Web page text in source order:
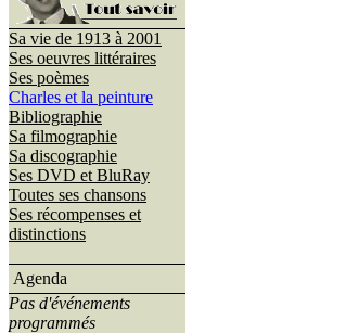
Sa vie de 1913 à 2001
Ses oeuvres littéraires
Ses poèmes
Charles et la peinture
Bibliographie
Sa filmographie
Sa discographie
Ses DVD et BluRay
Toutes ses chansons
Ses récompenses et
distinctions
Agenda
Pas d'événements
programmés